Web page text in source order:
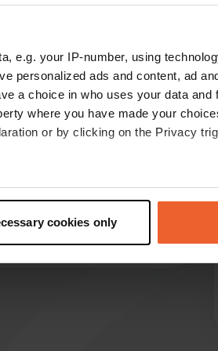
e.g. your IP-number, using
personalized ads and content, ad
a choice in who uses your data and
where you have made your
or by clicking on the Privacy
which can be accurate to within
and set your preferences in the
social media features and to
advertising and analytics
collected from your use of
cookies only
payant 7€ par nuit, eau
vidange des déchets gris et
l'original